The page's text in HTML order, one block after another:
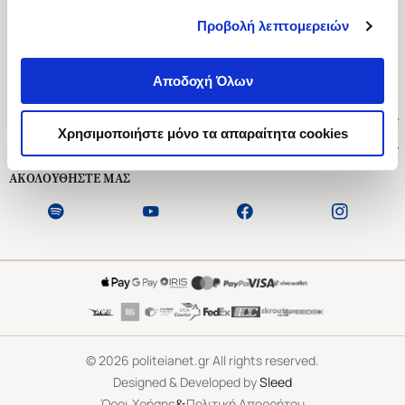
Προβολή λεπτομερειών
Αποδοχή Όλων
Χρησιμοποιήστε μόνο τα απαραίτητα cookies
Ασκληπιού 1-3, Αθήνα 106 79
Δευτέρα - Παρασκευή 09:00-21:00
Εξυπηρέτηση Πελατών
ΑΚΟΛΟΥΘΗΣΤΕ ΜΑΣ
©2026 politeianet.gr All rights reserved.
Designed & Developed bySleed